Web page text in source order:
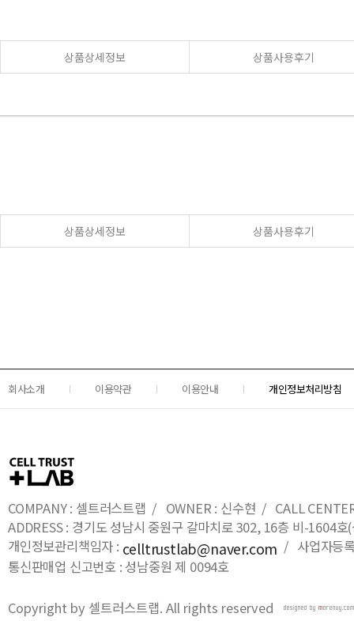
상품상세정보 상품사용후기
상품상세정보 상품사용후기
회사소개 이용약관 이용안내 개인정보처리방침
COMPANY : 셀트러스트랩 / OWNER : 신수현 / CALL
ADDRESS : 경기도 성남시 중원구 갈마치로 302, 16층 비-1604
개인정보관리책임자 : celltrustlab@naver.com / 사업자등
통신판매업 신고번호 : 성남중원 제 0094호
Copyright by 셀트러스트랩. All rights reserved